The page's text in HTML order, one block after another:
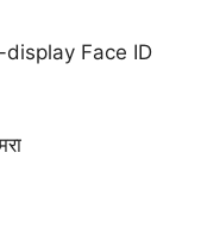
Face ID